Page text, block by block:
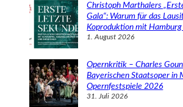
Christoph Marthalers
Gala“: Warum für das
Koproduktion mit
1. August 2026
Opernkritik – Charles
Bayerischen Staatsoper in
Opernfestspiele 2026
31. Juli 2026